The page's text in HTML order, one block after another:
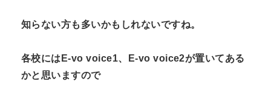
知らない方も多いかもしれないですね。
各校にはE-vo voice1、E-vo voice2が置いてある
かと思いますので